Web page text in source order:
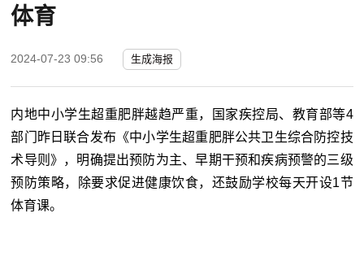
体育
2024-07-23 09:56 生成海报
内地中小学生超重肥胖越趋严重，国家疾控局、教育部等4
部门昨日联合发布《中小学生超重肥胖公共卫生综合防控技
术导则》，明确提出预防为主、早期干预和疾病预警的三级
预防策略，除要求促进健康饮食，还鼓励学校每天开设1节
体育课。